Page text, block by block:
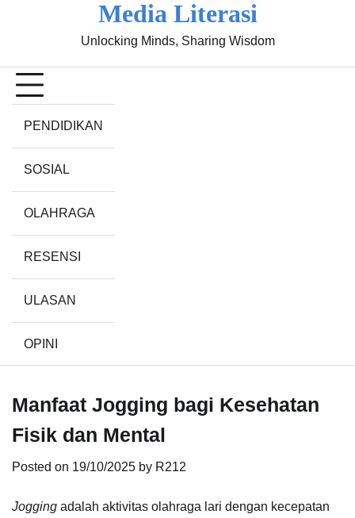
Media Literasi
Unlocking Minds, Sharing Wisdom
Pendidikan
Sosial
Olahraga
Resensi
Ulasan
Opini
PENDIDIKAN
SOSIAL
OLAHRAGA
RESENSI
ULASAN
OPINI
Manfaat Jogging bagi Kesehatan
Fisik dan Mental
Posted on 19/10/2025 by R212
Jogging adalah aktivitas olahraga lari dengan kecepatan